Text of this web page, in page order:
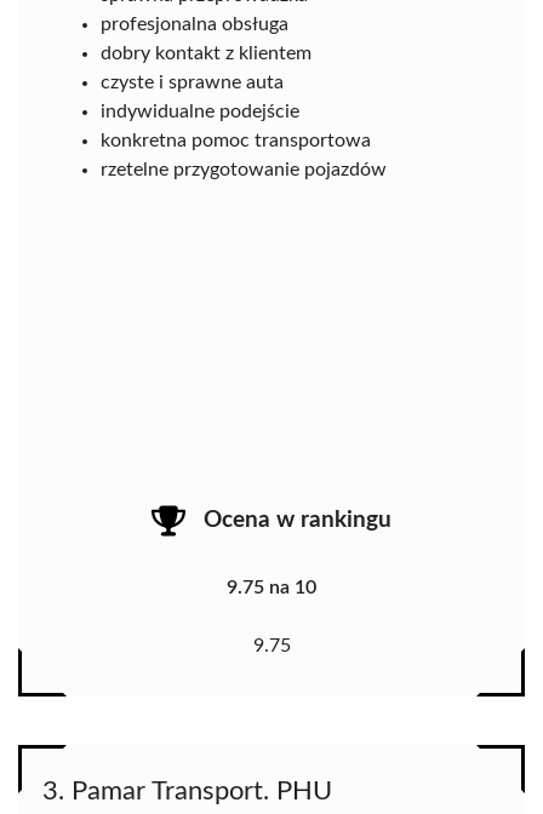
profesjonalna obsługa
dobry kontakt z klientem
czyste i sprawne auta
indywidualne podejście
konkretna pomoc transportowa
rzetelne przygotowanie pojazdów
Ocena w rankingu
9.75 na 10
9.75
3. Pamar Transport. PHU